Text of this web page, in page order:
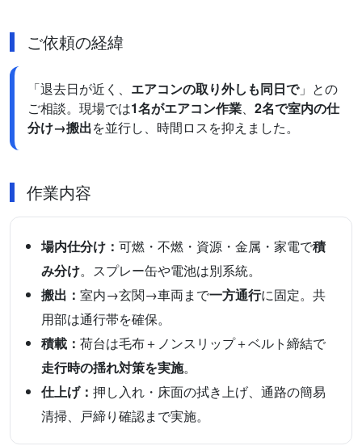
ご依頼の経緯
「退去日が近く、 エアコンの取り外しも同日で」との
ご相談。現場では1名がエアコン作業
2名で室内の仕
分け→搬出を並行し、時間ロスを抑えました。
作業内容
場内仕分け： 可燃・不燃・資源・金属・家電で積
み分け。スプレー缶や電池は別系統。
搬出： 室内→玄関→車両まで一方通行に固定。共
用部は通行帯を確保。
積載： 荷台は毛布＋ノンスリップ＋ベルト締結で
走行時の揺れ対策を実施。
仕上げ： 押し入れ・床面の拭き上げ、通路の簡易
清掃、戸締り確認まで実施。